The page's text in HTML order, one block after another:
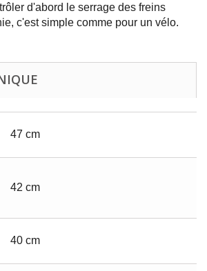
d'abord le serrage des freins
c'est simple comme pour un vélo.
47 cm
42 cm
40 cm